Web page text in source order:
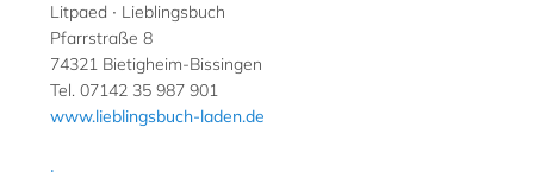
Litpaed ∙ Lieblingsbuch
Pfarrstraße 8
74321 Bietigheim-Bissingen
Tel. 07142 35 987 901
www.lieblingsbuch-laden.de